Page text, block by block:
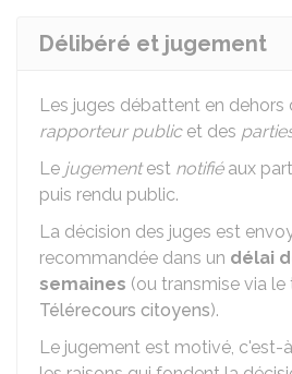
Délibéré et jugement
Les juges débattent en dehors
rapporteur publicet des
Le jugementest notifiéaux
puis rendu public.
La décision des juges est
recommandée dans un délai
semaines (ou transmise via le
Télérecours citoyens).
Le jugement est motivé, c'est-